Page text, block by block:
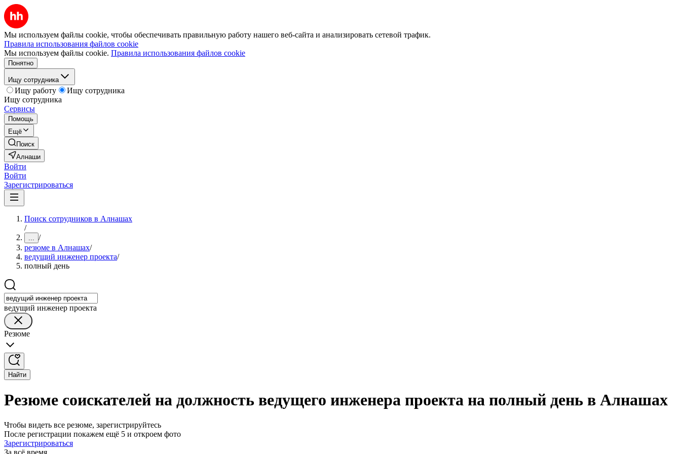
Мы используем файлы cookie, чтобы обеспечивать правильную работу нашего веб-сайта и анализировать сетевой трафик.
Правила использования файлов cookie
Мы используем файлы cookie. Правила использования файлов cookie
Понятно
Ищу сотрудника
Ищу работу
Ищу сотрудника
Ищу сотрудника
Сервисы
Помощь
Ещё
Поиск
Алнаши
Войти
Войти
Зарегистрироваться
Поиск сотрудников в Алнашах
/
... /
резюме в Алнашах/
ведущий инженер проекта/
полный день
ведущий инженер проекта
Резюме
Найти
Резюме соискателей на должность ведущего инженера проекта на полный день в Алнашах
Чтобы видеть все резюме, зарегистрируйтесь
После регистрации покажем ещё 5 и откроем фото
Зарегистрироваться
За всё время